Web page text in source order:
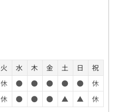
火 水 木 金 土 日
祝
休 ● ● ● ● ●
休
休 ● ● ● ▲ ▲
休